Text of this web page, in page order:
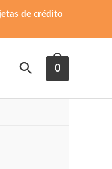
de crédito
Buscar
0